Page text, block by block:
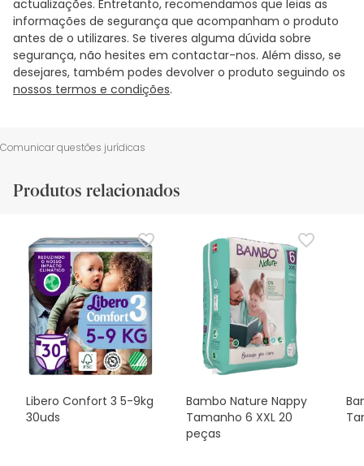
actualizações. Entretanto, recomendamos que leias as
informações de segurança que acompanham o produto
antes de o utilizares. Se tiveres alguma dúvida sobre
segurança, não hesites em contactar-nos. Além disso, se
desejares, também podes devolver o produto seguindo os
nossos termos e condições.
Comunicar questões jurídicas
Produtos relacionados
Libero Confort 3 5-9kg
30uds
Bambo Nature Nappy
Tamanho 6 XXL 20
peças